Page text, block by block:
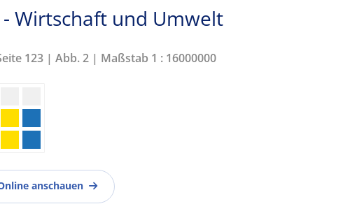
Wirtschaft und Umwelt
123 | Abb. 2 | Maßstab 1 : 16000000
anschauen